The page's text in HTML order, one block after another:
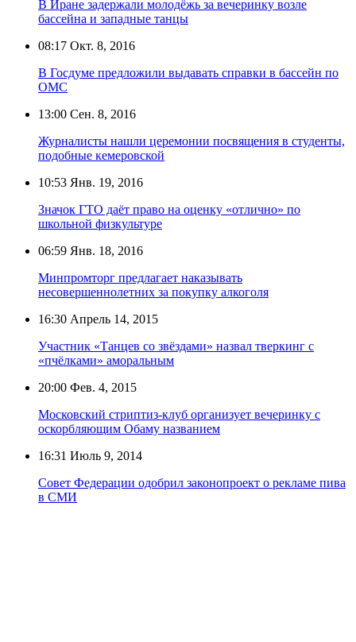
В Иране задержали молодёжь за вечеринку возле
бассейна и западные танцы
08:17 Окт. 8, 2016
В Госдуме предложили выдавать справки в бассейн по
ОМС
13:00 Сен. 8, 2016
Журналисты нашли церемонии посвящения в студенты,
подобные кемеровской
10:53 Янв. 19, 2016
Значок ГТО даёт право на оценку «отлично» по
школьной физкультуре
06:59 Янв. 18, 2016
Минпромторг предлагает наказывать
несовершеннолетних за покупку алкоголя
16:30 Апрель 14, 2015
Участник «Танцев со звёздами» назвал тверкинг с
«пчёлками» аморальным
20:00 Фев. 4, 2015
Московский стриптиз-клуб организует вечеринку с
оскорбляющим Обаму названием
16:31 Июль 9, 2014
Совет Федерации одобрил законопроект о рекламе пива
в СМИ